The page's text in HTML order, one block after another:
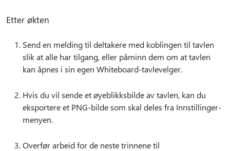
Etter økten
Send en melding til deltakere med koblingen til tavlen
slik at alle har tilgang, eller påminn dem om at tavlen
kan åpnes i sin egen Whiteboard-tavlevelger.
Hvis du vil sende et øyeblikksbilde av tavlen, kan du
eksportere et PNG-bilde som skal deles fra Innstillinger-
menyen.
Overfør arbeid for de neste trinnene til